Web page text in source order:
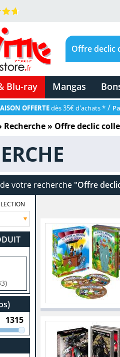
Blu-ray Mangas
OFFERTEdès 35€ d'achats * /
Recherche » Offre declic
votre recherche "Offre